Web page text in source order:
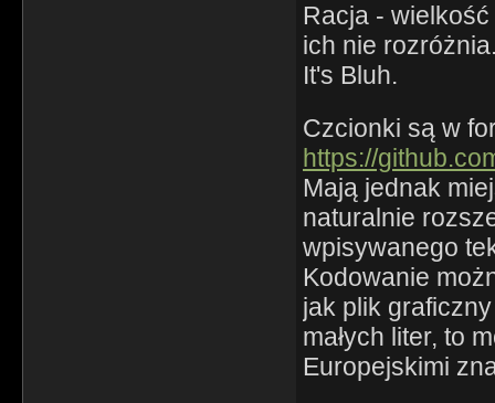
Racja -
ich nie
It's Bluh.
Czcionki są w
https://
Mają jednak
naturalnie
wpisywanego
Kodowanie
jak plik
małych liter, to
Europejskimi